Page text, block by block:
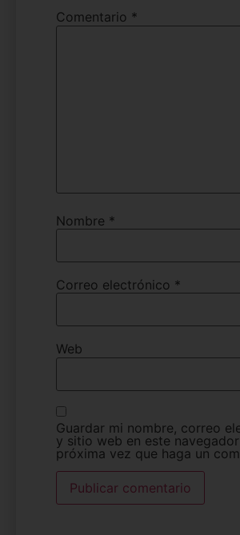
Comentario *
Nombre *
Correo electrónico *
Web
Guardar mi nombre, correo
y sitio web en este
próxima vez que haga un